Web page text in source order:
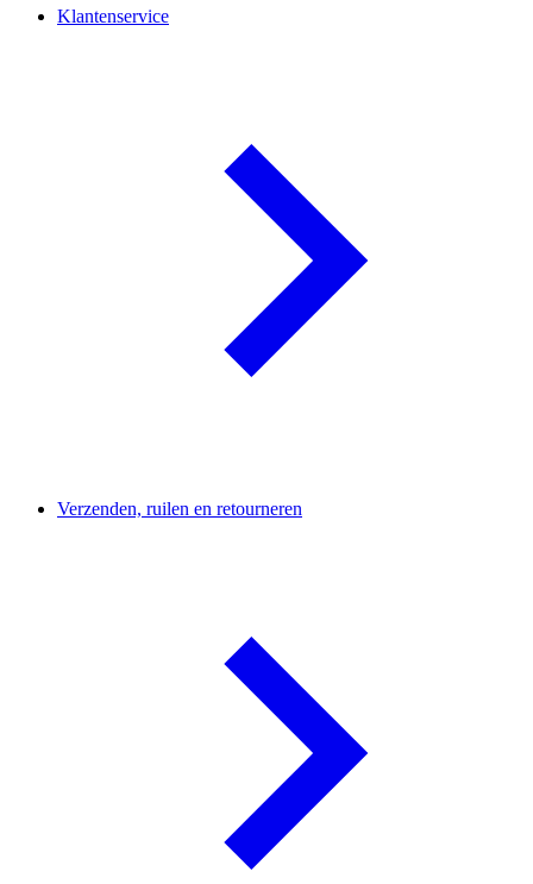
Klantenservice
Verzenden, ruilen en retourneren